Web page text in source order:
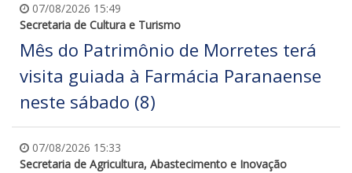
07/08/2026 15:49
Secretaria de Cultura e Turismo
Mês do Patrimônio de Morretes terá
visita guiada à Farmácia Paranaense
neste sábado (8)
07/08/2026 15:33
Secretaria de Agricultura, Abastecimento e Inovação